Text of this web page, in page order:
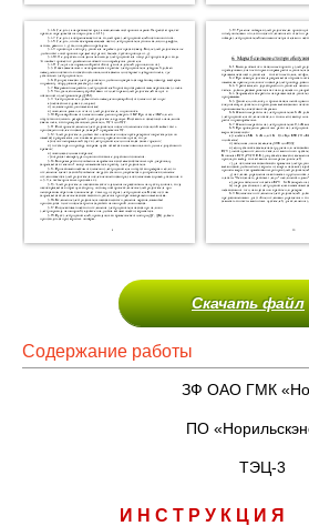
Скачать файл
Содержание работы
ЗФ ОАО ГМК
ПО
ТЭЦ-3
И Н С Т Р У К Ц И Я